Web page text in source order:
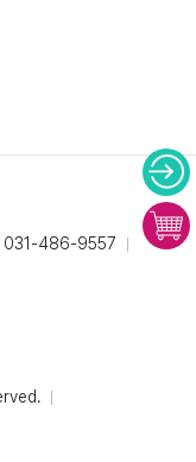
: 031-486-9557